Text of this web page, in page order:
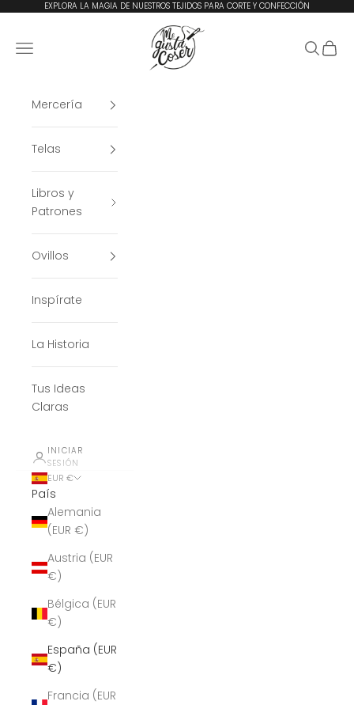
Ir al contenidoEXPLORA LA MAGIA DE NUESTROS TEJIDOS PARA CORTE Y CONFECCIÓN
Me Gusta Coser
Menú
Buscar
Cesta
Mercería
Telas
Libros y
Patrones
Ovillos
Inspírate
La Historia
Tus Ideas
Claras
INICIAR
SESIÓN
EUR €
País
Alemania
(EUR €)
Austria (EUR
€)
Bélgica (EUR
€)
España (EUR
€)
Francia (EUR